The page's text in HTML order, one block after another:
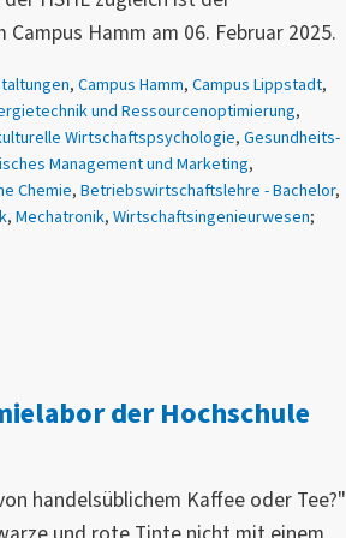
Hamm am 06. Februar 2025.
, Campus Hamm, Campus Lippstadt,
und Ressourcenoptimierung,
Wirtschaftspsychologie, Gesundheits-
Management und Marketing,
Chemie, Betriebswirtschaftslehre - Bachelor,
, Mechatronik, Wirtschaftsingenieurwesen;
der Hochschule
handelsüblichem Kaffee oder Tee?"